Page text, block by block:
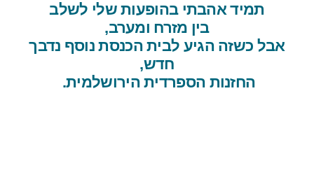
תמיד אהבתי בהופעות שלי לשלב
בין מזרח ומערב,
אבל כשזה הגיע לבית הכנסת נוסף נדבך
חדש,
החזנות הספרדית הירושלמית.